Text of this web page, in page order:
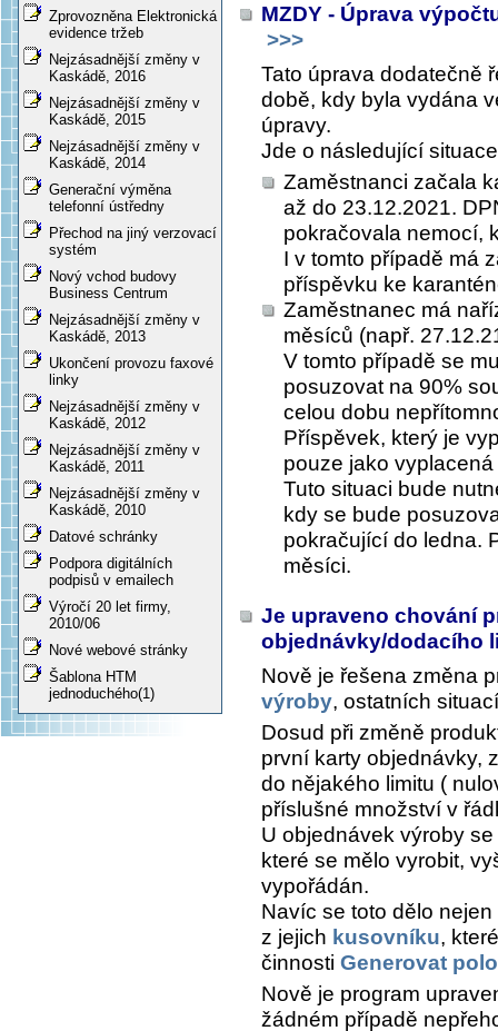
Zprovozněna Elektronická
evidence tržeb
Nejzásadnější změny v
Kaskádě, 2016
Nejzásadnější změny v
Kaskádě, 2015
Nejzásadnější změny v
Kaskádě, 2014
Generační výměna
telefonní ústředny
Přechod na jiný verzovací
systém
Nový vchod budovy
Business Centrum
Nejzásadnější změny v
Kaskádě, 2013
Ukončení provozu faxové
linky
Nejzásadnější změny v
Kaskádě, 2012
Nejzásadnější změny v
Kaskádě, 2011
Nejzásadnější změny v
Kaskádě, 2010
Datové schránky
Podpora digitálních
podpisů v emailech
Výročí 20 let firmy,
2010/06
Nové webové stránky
Šablona HTM
jednoduchého(1)
MZDY - Úprava
>>>
Tato úprava dodatečně
době, kdy byla vydána
úpravy.
Jde o následující
Zaměstnanci začala
až do 23.12.2021.
pokračovala nemocí,
I v tomto případě má
příspěvku ke
Zaměstnanec má
měsíců (např.
V tomto případě se
posuzovat na 90%
celou dobu
Příspěvek, který je
pouze jako
Tuto situaci bude
kdy se bude
pokračující do ledna.
měsíci.
Je upraveno chování
objednávky/dodacího
Nově je řešena změna
výroby, ostatních
Dosud při změně
první karty objednávky,
do nějakého limitu (
příslušné množství v
U objednávek výroby
které se mělo vyrobit,
vypořádán.
Navíc se toto dělo
z jejich kusovníku,
činnosti Generovat
Nově je program
žádném případě